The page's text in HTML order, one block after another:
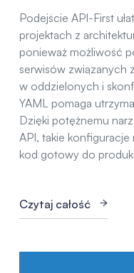
Podejście API-First
projektach z
ponieważ możliwość
serwisów związanych
w oddzielonych i
YAML pomaga
Dzięki potężnemu
API, takie konfiguracje
kod gotowy do
Czytaj całość